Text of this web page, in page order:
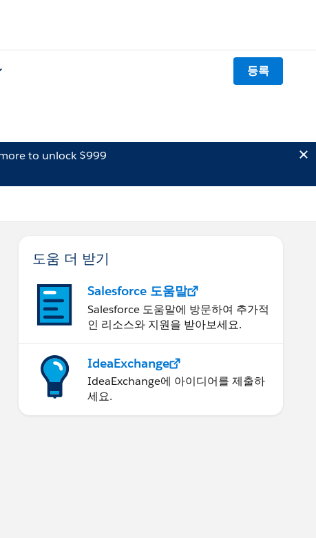
등록
to unlock $999
도움 더 받기
Salesforce 도움말
Salesforce 도움말에 방문하여 추가적
인 리소스와 지원을 받아보세요.
IdeaExchange
IdeaExchange에 아이디어를 제출하
세요.